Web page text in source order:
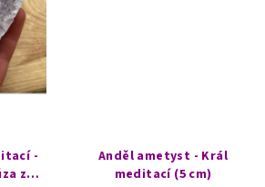
-
z
Anděl ametyst - Král
meditací (5 cm)